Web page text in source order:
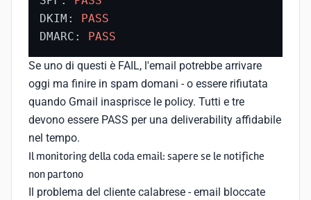
DKIM: PASS
DMARC: PASS
Se uno di questi è FAIL, l'email potrebbe arrivare
oggi ma finire in spam domani - o essere rifiutata
quando Gmail inasprisce le policy. Tutti e tre
devono essere PASS per una deliverability affidabile
nel tempo.
Il monitoring della coda email: sapere se le notifiche
non partono
Il problema del cliente calabrese - email bloccate